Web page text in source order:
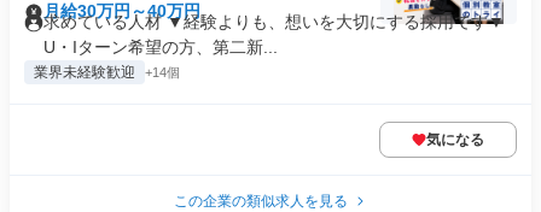
月給30万円～40万円
求めている人材 ▼経験よりも、想いを大切にする採用です▼
U・Iターン希望の方、第二新...
業界未経験歓迎 +14個
気になる
この企業の類似求人を見る